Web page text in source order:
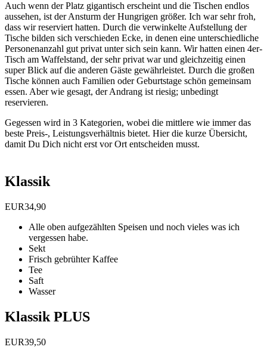
Auch wenn der Platz gigantisch erscheint und die Tischen endlos
aussehen, ist der Ansturm der Hungrigen größer. Ich war sehr froh,
dass wir reserviert hatten. Durch die verwinkelte Aufstellung der
Tische bilden sich verschieden Ecke, in denen eine unterschiedliche
Personenanzahl gut privat unter sich sein kann. Wir hatten einen 4er-
Tisch am Waffelstand, der sehr privat war und gleichzeitig einen
super Blick auf die anderen Gäste gewährleistet. Durch die großen
Tische können auch Familien oder Geburtstage schön gemeinsam
essen. Aber wie gesagt, der Andrang ist riesig; unbedingt
reservieren.
Gegessen wird in 3 Kategorien, wobei die mittlere wie immer das
beste Preis-, Leistungsverhältnis bietet. Hier die kurze Übersicht,
damit Du Dich nicht erst vor Ort entscheiden musst.
Klassik
EUR34,90
Alle oben aufgezählten Speisen und noch vieles was ich
vergessen habe.
Sekt
Frisch gebrühter Kaffee
Tee
Saft
Wasser
Klassik PLUS
EUR39,50